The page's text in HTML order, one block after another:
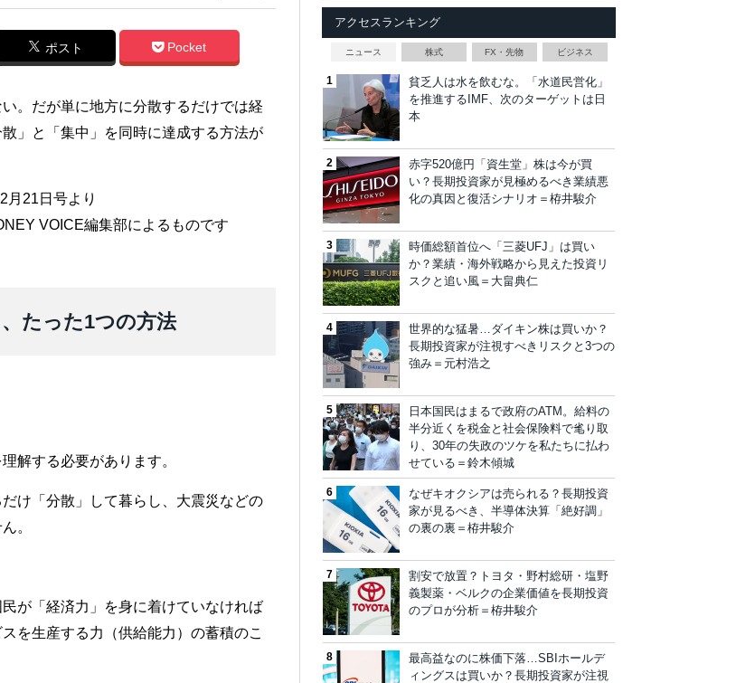
ポスト Pocket
。だが単に地方に分散するだけでは経
」と「集中」を同時に達成する方法が
月21日号より
VOICE編集部によるものです
たった1つの方法
解する必要があります。
け「分散」して暮らし、大震災などの
。
が「経済力」を身に着けていなければ
を生産する力（供給能力）の蓄積のこ
アクセスランキング
ニュース 株式 FX・先物 ビジネス
貧乏人は水を飲むな。「水道民営化」
を推進するIMF、次のターゲットは日
本
赤字520億円「資生堂」株は今が買
い？長期投資家が見極めるべき業績悪
化の真因と復活シナリオ＝栫井駿介
時価総額首位へ「三菱UFJ」は買い
か？業績・海外戦略から見えた投資リ
スクと追い風＝大畠典仁
世界的な猛暑…ダイキン株は買いか？
長期投資家が注視すべきリスクと3つの
強み＝元村浩之
日本国民はまるで政府のATM。給料の
半分近くを税金と社会保険料で毟り取
り、30年の失政のツケを私たちに払わ
せている＝鈴木傾城
なぜキオクシアは売られる？長期投資
家が見るべき、半導体決算「絶好調」
の裏の裏＝栫井駿介
割安で放置？トヨタ・野村総研・塩野
義製薬・ベルクの企業価値を長期投資
のプロが分析＝栫井駿介
最高益なのに株価下落…SBIホールデ
ィングスは買いか？長期投資家が注視